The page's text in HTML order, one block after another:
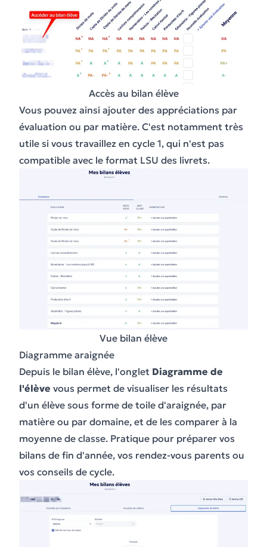
Accès au bilan élève
Vous pouvez ainsi ajouter des appréciations par
évaluation ou par matière. C'est notamment très
utile si vous travaillez en cycle 1, qui n'est pas
compatible avec le format LSU des livrets.
Vue bilan élève
Diagramme araignée
Depuis le bilan élève, l'onglet Diagramme de
l'élève vous permet de visualiser les résultats
d'un élève sous forme de toile d'araignée, par
matière ou par domaine, et de les comparer à la
moyenne de classe. Pratique pour préparer vos
bilans de fin d'année, vos rendez-vous parents ou
vos conseils de cycle.